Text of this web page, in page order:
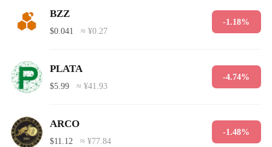
BZZ
$0.041 ≈ ¥0.27
-1.18%
PLATA
$5.99 ≈ ¥41.93
-4.74%
ARCO
$11.12 ≈ ¥77.84
-1.48%